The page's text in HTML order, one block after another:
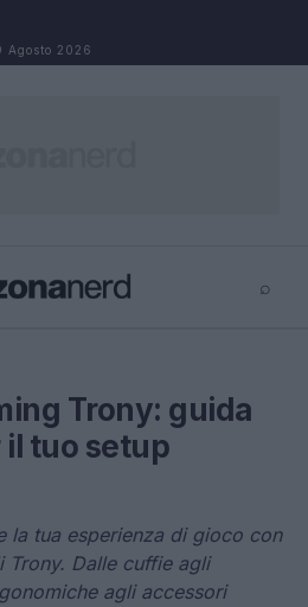
Agosto 2026
⌕
Trony: guida
tuo setup
la tua esperienza di gioco con
Trony. Dalle cuffie agli
agli accessori